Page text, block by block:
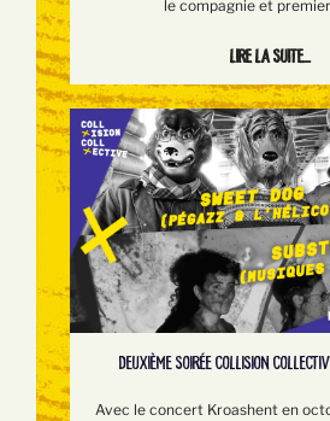
le compagnie et
Lire la suite...
DEUXIÈME SOIRÉE COLLISION
Avec le concert Kroashent en